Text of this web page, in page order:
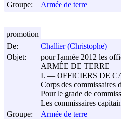
Groupe:
Armée de terre
De:
Challier (Christophe)
Objet:
pour l'année 2012 les
ARMÉE DE TERRE
I. ― OFFICIERS DE
Corps des commissaires
Pour le grade de
Les commissaires
Groupe:
Armée de terre
promotion